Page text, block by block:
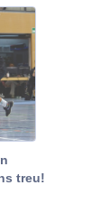
treu!